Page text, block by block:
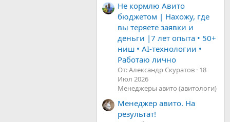
Не кормлю Авито
бюджетом | Нахожу, где
вы теряете заявки и
деньги |7 лет опыта • 50+
ниш • AI-технологии •
Работаю лично
От: Александр Скуратов 18
Июл 2026
Менеджеры авито (авитологи)
Менеджер авито. На
результат!